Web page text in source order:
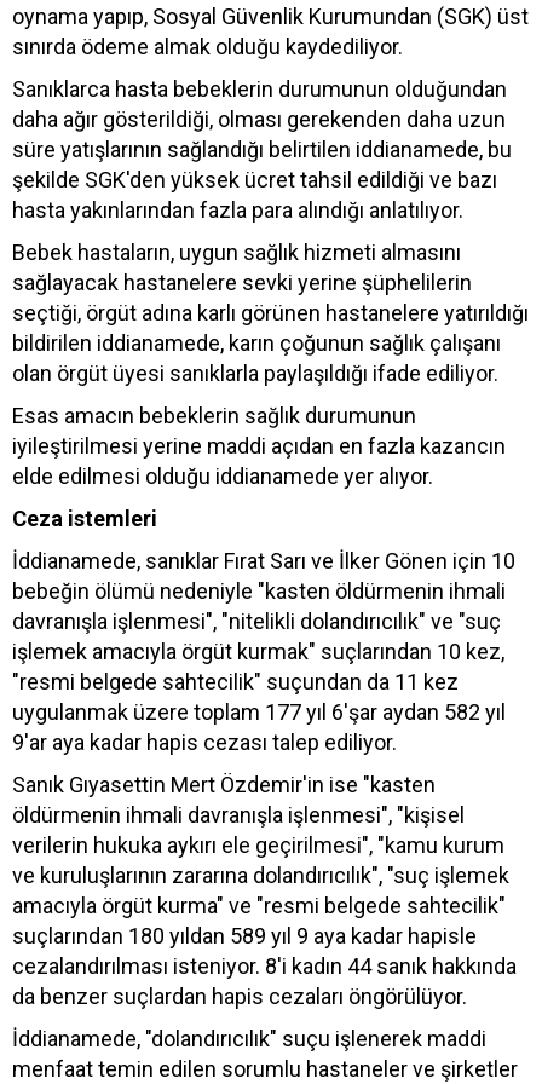
oynama yapıp, Sosyal Güvenlik Kurumundan (SGK) üst
sınırda ödeme almak olduğu kaydediliyor.
Sanıklarca hasta bebeklerin durumunun olduğundan
daha ağır gösterildiği, olması gerekenden daha uzun
süre yatışlarının sağlandığı belirtilen iddianamede, bu
şekilde SGK'den yüksek ücret tahsil edildiği ve bazı
hasta yakınlarından fazla para alındığı anlatılıyor.
Bebek hastaların, uygun sağlık hizmeti almasını
sağlayacak hastanelere sevki yerine şüphelilerin
seçtiği, örgüt adına karlı görünen hastanelere yatırıldığı
bildirilen iddianamede, karın çoğunun sağlık çalışanı
olan örgüt üyesi sanıklarla paylaşıldığı ifade ediliyor.
Esas amacın bebeklerin sağlık durumunun
iyileştirilmesi yerine maddi açıdan en fazla kazancın
elde edilmesi olduğu iddianamede yer alıyor.
Ceza istemleri
İddianamede, sanıklar Fırat Sarı ve İlker Gönen için 10
bebeğin ölümü nedeniyle "kasten öldürmenin ihmali
davranışla işlenmesi", "nitelikli dolandırıcılık" ve "suç
işlemek amacıyla örgüt kurmak" suçlarından 10 kez,
"resmi belgede sahtecilik" suçundan da 11 kez
uygulanmak üzere toplam 177 yıl 6'şar aydan 582 yıl
9'ar aya kadar hapis cezası talep ediliyor.
Sanık Gıyasettin Mert Özdemir'in ise "kasten
öldürmenin ihmali davranışla işlenmesi", "kişisel
verilerin hukuka aykırı ele geçirilmesi", "kamu kurum
ve kuruluşlarının zararına dolandırıcılık", "suç işlemek
amacıyla örgüt kurma" ve "resmi belgede sahtecilik"
suçlarından 180 yıldan 589 yıl 9 aya kadar hapisle
cezalandırılması isteniyor. 8'i kadın 44 sanık hakkında
da benzer suçlardan hapis cezaları öngörülüyor.
İddianamede, "dolandırıcılık" suçu işlenerek maddi
menfaat temin edilen sorumlu hastaneler ve şirketler